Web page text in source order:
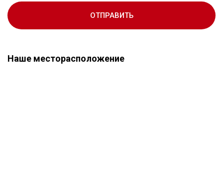
ОТПРАВИТЬ
Наше месторасположение